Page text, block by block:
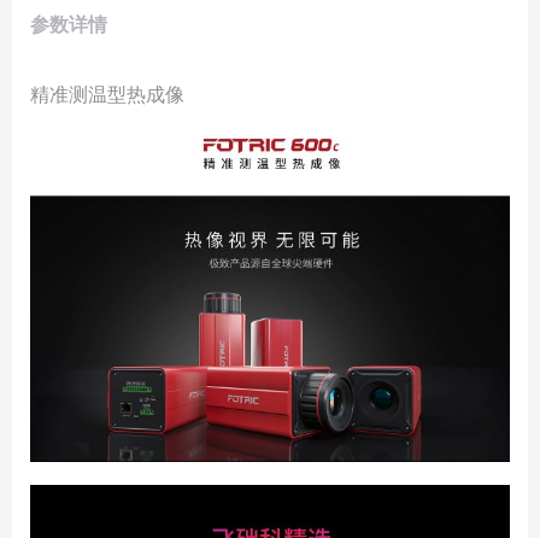
参数详情
精准测温型热成像